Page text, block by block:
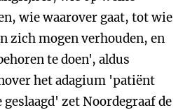
wie waarover gaat, tot wie
zich mogen verhouden, en
te doen', aldus
het adagium 'patiënt
zet Noordegraaf de